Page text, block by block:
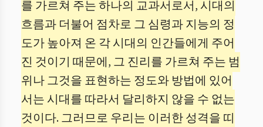
를 가르쳐 주는 하나의 교과서로서, 시대의
흐름과 더불어 점차로 그 심령과 지능의 정
도가 높아져 온 각 시대의 인간들에게 주어
진 것이기 때문에, 그 진리를 가르쳐 주는 범
위나 그것을 표현하는 정도와 방법에 있어
서는 시대를 따라서 달리하지 않을 수 없는
것이다. 그러므로 우리는 이러한 성격을 띠